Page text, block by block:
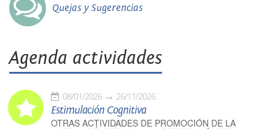
Quejas y Sugerencias
Agenda actividades
08/01/2026 26/11/2026
Estimulación Cognitiva
OTRAS ACTIVIDADES DE PROMOCIÓN DE LA